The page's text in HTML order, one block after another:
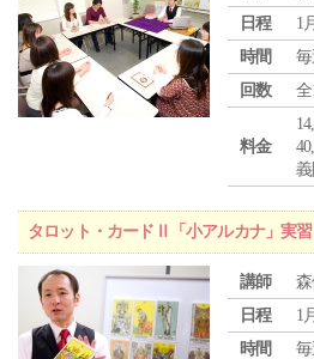
日程
1
時間
回数
全
料金
義
タロット・カードⅡ「小アルカナ」実
講師
日程
1
時間